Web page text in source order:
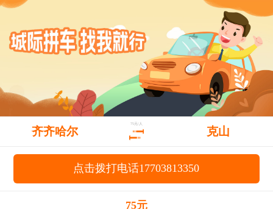
齐齐哈尔
75元/人
克山
点击拨打电话17703813350
75元